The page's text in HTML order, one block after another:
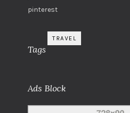
pinterest
Tags
TRAVEL
Ads Block